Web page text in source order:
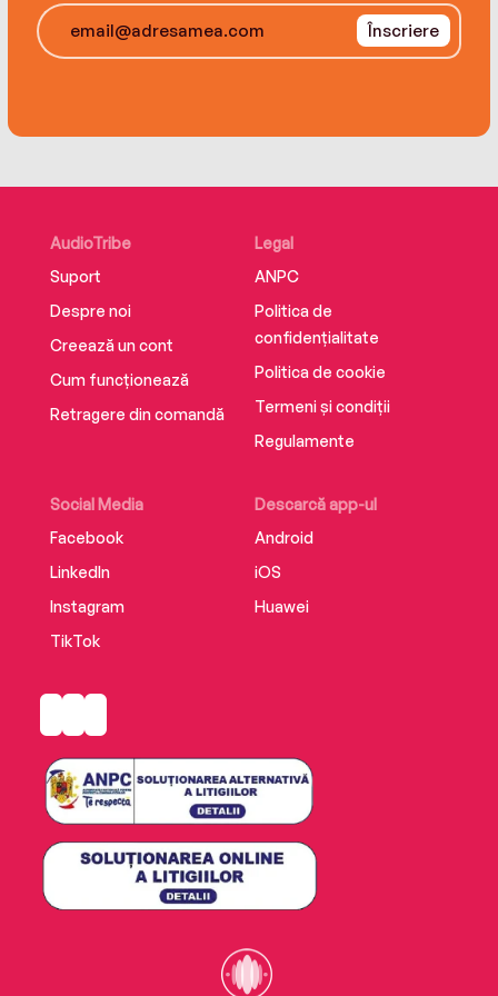
Înscriere
AudioTribe
Suport
Despre noi
Creează un cont
Cum funcționează
Retragere din comandă
Social Media
Facebook
LinkedIn
Instagram
TikTok
Descarcă app-ul
Android
iOS
Huawei
Legal
ANPC
Politica de
confidențialitate
Politica de cookie
Termeni și condiții
Regulamente